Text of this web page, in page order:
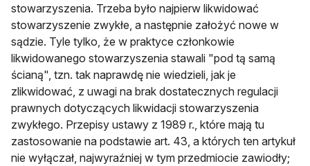
stowarzyszenia. Trzeba było najpierw likwidować
stowarzyszenie zwykłe, a następnie założyć nowe w
sądzie. Tyle tylko, że w praktyce członkowie
likwidowanego stowarzyszenia stawali "pod tą samą
ścianą", tzn. tak naprawdę nie wiedzieli, jak je
zlikwidować, z uwagi na brak dostatecznych regulacji
prawnych dotyczących likwidacji stowarzyszenia
zwykłego. Przepisy ustawy z 1989 r., które mają tu
zastosowanie na podstawie art. 43, a których ten artykuł
nie wyłączał, najwyraźniej w tym przedmiocie zawiodły;